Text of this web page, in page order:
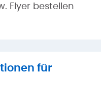
Flyer bestellen
für